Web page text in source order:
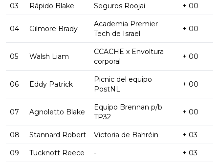
03 Rápido Blake Seguros Roojai + 00
04 Gilmore Brady
Academia Premier
Tech de Israel
+ 00
05 Walsh Liam
CCACHE x Envoltura
corporal
+ 00
06 Eddy Patrick
Picnic del equipo
PostNL
+ 00
07 Agnoletto Blake
Equipo Brennan p/b
TP32
+ 00
08 Stannard Robert Victoria de Bahréin + 03
09 Tucknott Reece - + 03